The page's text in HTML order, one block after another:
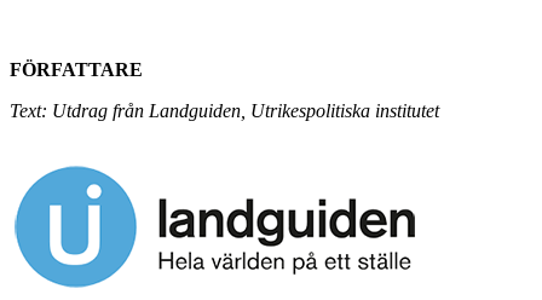
FÖRFATTARE
Text: Utdrag från Landguiden, Utrikespolitiska institutet